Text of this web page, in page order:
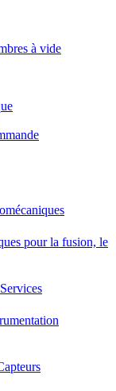
à vide
pour la fusion, le